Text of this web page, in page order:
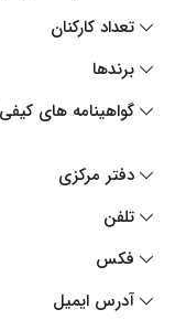
تعداد کارکنان
برندها
گواهینامه های
دفتر مرکزی
تلفن
فکس
آدرس ایمیل